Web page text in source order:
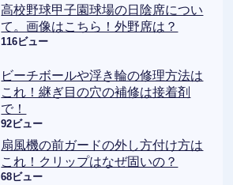
高校野球甲子園球場の日陰席につい
て。画像はこちら！外野席は？
116ビュー
ビーチボールや浮き輪の修理方法は
これ！継ぎ目の穴の補修は接着剤
で！
92ビュー
扇風機の前ガードの外し方付け方は
これ！クリップはなぜ固いの？
68ビュー